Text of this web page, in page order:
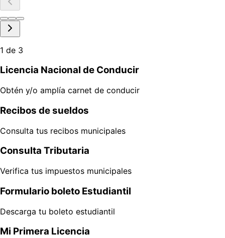
1 de 3
Licencia Nacional de Conducir
Obtén y/o amplía carnet de conducir
Recibos de sueldos
Consulta tus recibos municipales
Consulta Tributaria
Verifica tus impuestos municipales
Formulario boleto Estudiantil
Descarga tu boleto estudiantil
Mi Primera Licencia